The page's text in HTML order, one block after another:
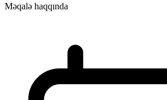
Məqalə haqqında